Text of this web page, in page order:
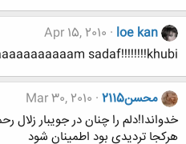
loe kan
Apr 15, 2010
sadaf!!!!!!!!khubi?
محسن2115
Mar 30, 2010
خدواندا!دلم را چنان در جویبار
هرکجا تردیدی بود اطمینان شود